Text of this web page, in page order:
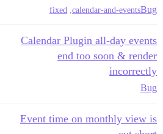
Bug
calendar-and-events
fixed
Calendar Plugin all-day events
end too soon & render
incorrectly
Bug
Event time on monthly view is